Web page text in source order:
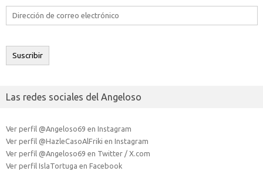
Dirección
electrónico
Suscribir
Las redes sociales del Angeloso
Ver perfil @Angeloso69 en Instagram
Ver perfil @HazleCasoAlFriki en Instagram
Ver perfil @Angeloso69 en Twitter / X.com
Ver perfil IslaTortuga en Facebook